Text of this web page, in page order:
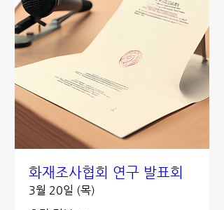
화재조사협회 연구 발표회
3월 20일 (목)